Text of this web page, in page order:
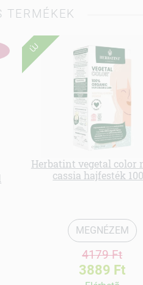
TERMÉKEK
ÚJ
Herbatint vegetal color
cassia hajfesték
MEGNÉZEM
4179 Ft
3889 Ft